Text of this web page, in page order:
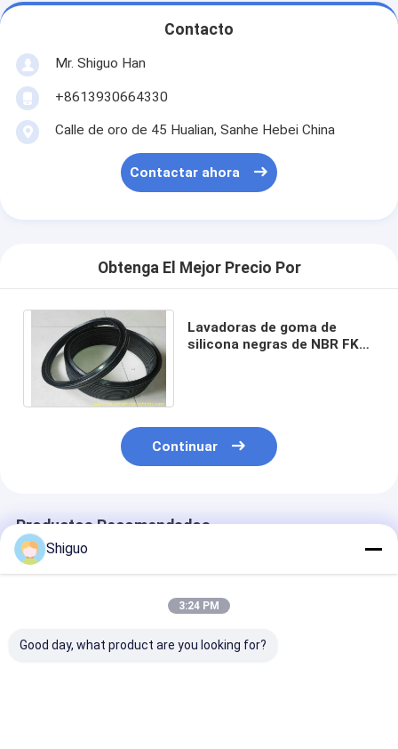
Contacto
Mr. Shiguo Han
+8613930664330
Calle de oro de 45 Hualian, Sanhe Hebei China
Contactar ahora
Obtenga El Mejor Precio Por
Lavadoras de goma de
silicona negras de NBR FKM
Continuar
Productos Recomendados
Shiguo
3:24 PM
Good day, what product are you looking for?